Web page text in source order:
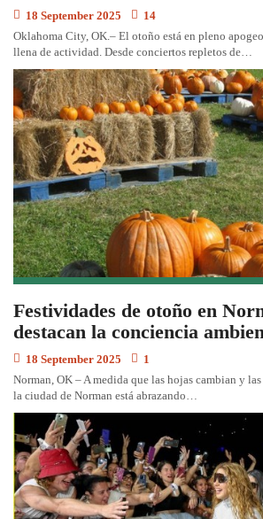
18 September 2025
14
Oklahoma City, OK.– El otoño está en pleno
llena de actividad. Desde conciertos repletos de…
Festividades de otoño en
destacan la conciencia
18 September 2025
1
Norman, OK – A medida que las hojas cambian y
la ciudad de Norman está abrazando…